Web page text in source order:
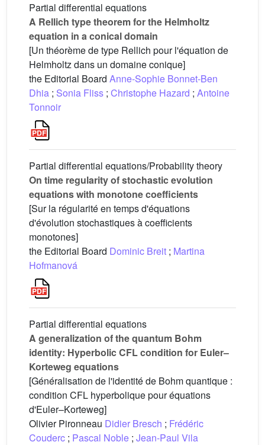
Partial differential equations
A Rellich type theorem for the Helmholtz
equation in a conical domain
[Un théorème de type Rellich pour l'équation de
Helmholtz dans un domaine conique]
the Editorial Board Anne-Sophie Bonnet-Ben
Dhia ; Sonia Fliss ; Christophe Hazard ; Antoine
Tonnoir
Partial differential equations/Probability theory
On time regularity of stochastic evolution
equations with monotone coefficients
[Sur la régularité en temps d'équations
d'évolution stochastiques à coefficients
monotones]
the Editorial Board Dominic Breit ; Martina
Hofmanová
Partial differential equations
A generalization of the quantum Bohm
identity: Hyperbolic CFL condition for Euler–
Korteweg equations
[Généralisation de l'identité de Bohm quantique :
condition CFL hyperbolique pour équations
d'Euler–Korteweg]
Olivier Pironneau Didier Bresch ; Frédéric
Couderc ; Pascal Noble ; Jean-Paul Vila